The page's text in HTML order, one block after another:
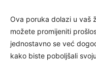
Ova poruka dolazi u vaš
možete promijeniti
jednostavno se već
kako biste poboljšali